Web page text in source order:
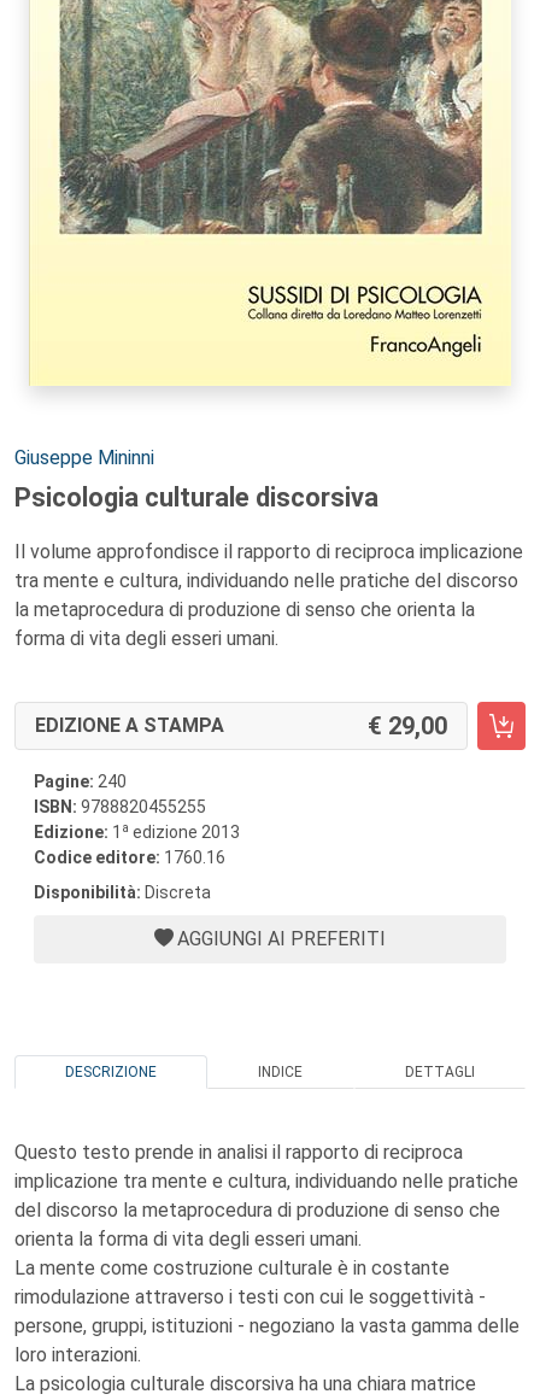
Autori:
Giuseppe Mininni
Psicologia culturale discorsiva
Il volume approfondisce il rapporto di reciproca implicazione
tra mente e cultura, individuando nelle pratiche del discorso
la metaprocedura di produzione di senso che orienta la
forma di vita degli esseri umani.
EDIZIONE A STAMPA 29,00
Pagine: 240
ISBN: 9788820455255
Edizione: 1 a edizione 2013
Codice editore: 1760.16
Disponibilità: Discreta
AGGIUNGI AI PREFERITI
DESCRIZIONE INDICE DETTAGLI
Questo testo prende in analisi il rapporto di reciproca
implicazione tra mente e cultura, individuando nelle pratiche
del discorso la metaprocedura di produzione di senso che
orienta la forma di vita degli esseri umani.
La mente come costruzione culturale è in costante
rimodulazione attraverso i testi con cui le soggettività -
persone, gruppi, istituzioni - negoziano la vasta gamma delle
loro interazioni.
La psicologia culturale discorsiva ha una chiara matrice